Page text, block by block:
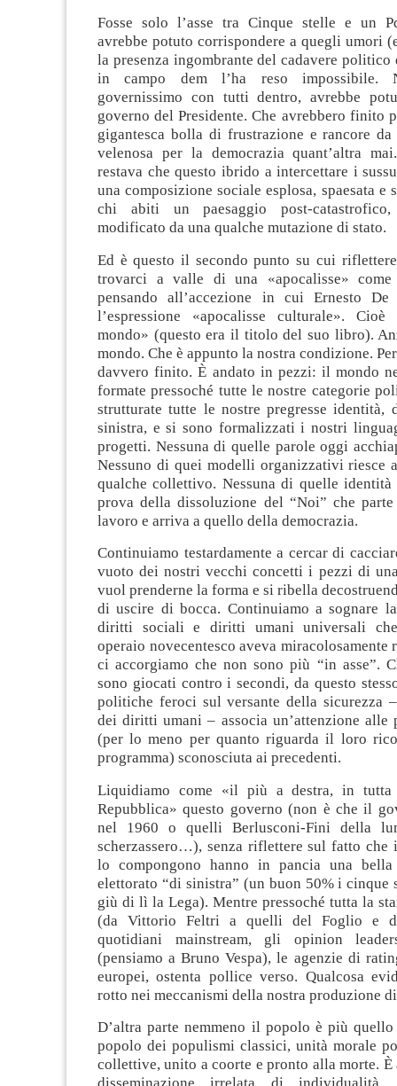
Fosse solo l’asse tra Cinque stelle e un
avrebbe potuto corrispondere a quegli umori
la presenza ingombrante del cadavere
in campo dem l’ha reso impossibile.
governissimo con tutti dentro, avrebbe
governo del Presidente. Che avrebbero finito
gigantesca bolla di frustrazione e rancore
velenosa per la democrazia quant’altra
restava che questo ibrido a intercettare i
una composizione sociale esplosa, spaesata e
chi abiti un paesaggio post-catastrofico,
modificato da una qualche mutazione di stato.
Ed è questo il secondo punto su cui
trovarci a valle di una «apocalisse» come
pensando all’accezione in cui Ernesto
l’espressione «apocalisse culturale».
mondo» (questo era il titolo del suo libro).
mondo. Che è appunto la nostra condizione.
davvero finito. È andato in pezzi: il mondo
formate pressoché tutte le nostre categorie
strutturate tutte le nostre pregresse identità,
sinistra, e si sono formalizzati i nostri
progetti. Nessuna di quelle parole oggi
Nessuno di quei modelli organizzativi riesce
qualche collettivo. Nessuna di quelle
prova della dissoluzione del “Noi” che
lavoro e arriva a quello della democrazia.
Continuiamo testardamente a cercar di
vuoto dei nostri vecchi concetti i pezzi di
vuol prenderne la forma e si ribella
di uscire di bocca. Continuiamo a sognare
diritti sociali e diritti umani universali
operaio novecentesco aveva miracolosamente
ci accorgiamo che non sono più “in asse”.
sono giocati contro i secondi, da questo
politiche feroci sul versante della sicurezza
dei diritti umani – associa un’attenzione alle
(per lo meno per quanto riguarda il loro
programma) sconosciuta ai precedenti.
Liquidiamo come «il più a destra, in
Repubblica» questo governo (non è che il
nel 1960 o quelli Berlusconi-Fini della
scherzassero…), senza riflettere sul fatto che
lo compongono hanno in pancia una
elettorato “di sinistra” (un buon 50% i cinque
giù di lì la Lega). Mentre pressoché tutta la
(da Vittorio Feltri a quelli del Foglio e
quotidiani mainstream, gli opinion
(pensiamo a Bruno Vespa), le agenzie di
europei, ostenta pollice verso. Qualcosa
rotto nei meccanismi della nostra produzione
D’altra parte nemmeno il popolo è più
popolo dei populismi classici, unità morale
collettive, unito a coorte e pronto alla morte.